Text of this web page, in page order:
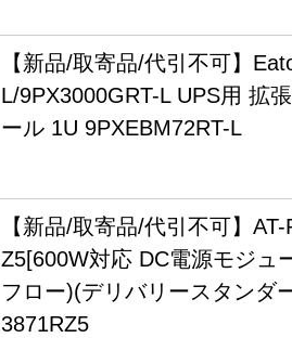
【新品/取寄品/代引不可】
L/9PX3000GRT-L UPS用 拡
ール 1U 9PXEBM72RT-L
【新品/取寄品/代引不可】
Z5[600W対応 DC電源モジュ
フロー)(デリバリースタンダ
3871RZ5